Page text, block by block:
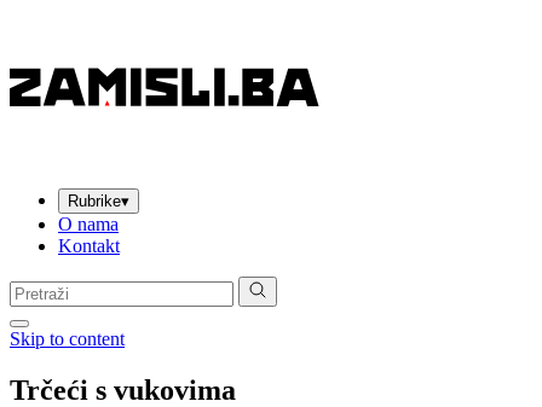
Rubrike▾
O nama
Kontakt
Pretraga:
Skip to content
Trčeći s vukovima